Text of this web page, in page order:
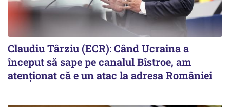
Claudiu Târziu (ECR): Când Ucraina a
început să sape pe canalul Bîstroe, am
atenționat că e un atac la adresa României